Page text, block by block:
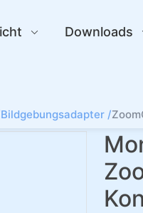
Downloads
Bildgebungsadapter /